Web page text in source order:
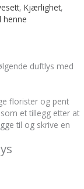
, Kjærlighet,
henne
duftlys med
florister og pent
et tillegg etter at
til og skrive en